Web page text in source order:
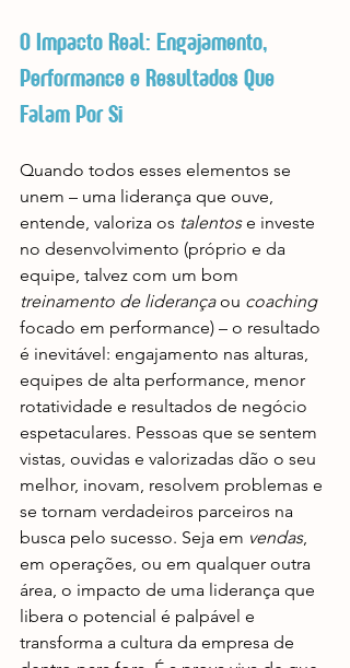
O Impacto Real: Engajamento,
Performance e Resultados Que
Falam Por Si
Quando todos esses elementos se
unem – uma liderança que ouve,
entende, valoriza os talentos e investe
no desenvolvimento (próprio e da
equipe, talvez com um bom
treinamento de liderança ou coaching
focado em performance) – o resultado
é inevitável: engajamento nas alturas,
equipes de alta performance, menor
rotatividade e resultados de negócio
espetaculares. Pessoas que se sentem
vistas, ouvidas e valorizadas dão o seu
melhor, inovam, resolvem problemas e
se tornam verdadeiros parceiros na
busca pelo sucesso. Seja em vendas,
em operações, ou em qualquer outra
área, o impacto de uma liderança que
libera o potencial é palpável e
transforma a cultura da empresa de